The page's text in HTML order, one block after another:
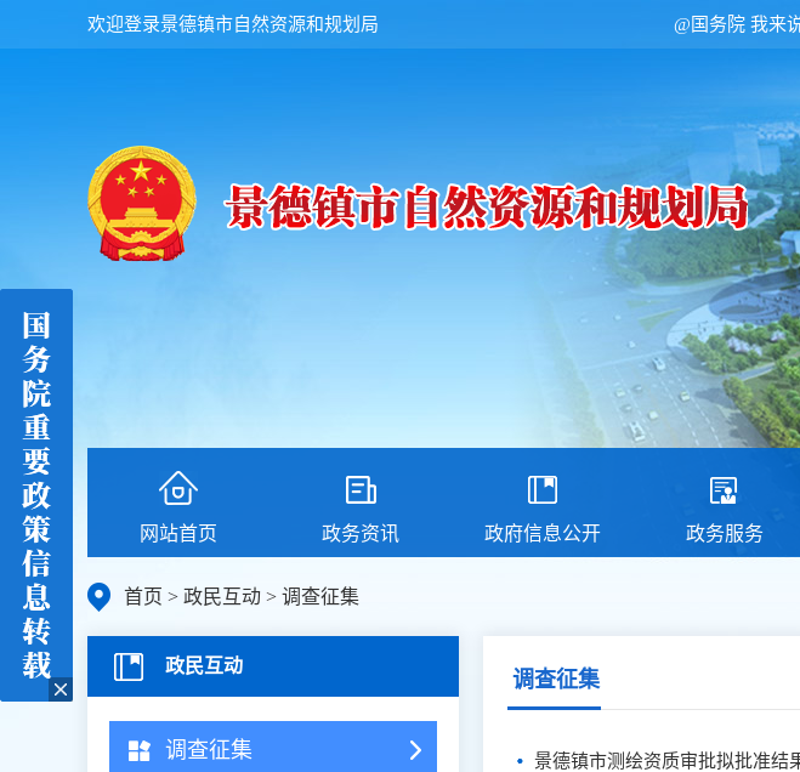
欢迎登录景德镇市自然资源和规划局 @国务院 我来
网站首页 政务资讯 政府信息公开 政务服务
首页 > 政民互动 > 调查征集
政民互动
调查征集
调查征集
景德镇市测绘资质审批拟批准结